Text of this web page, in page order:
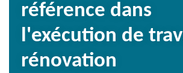
référence dans
l'exécution de
rénovation